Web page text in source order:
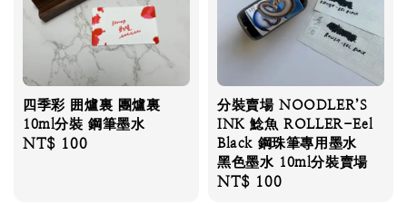
四季彩 囲爐裏 團爐裏
10ml分裝 鋼筆墨水
Regular
NT$ 100
分裝賣場 NOODLER’S
INK 鯰魚 ROLLER-Eel
Black 鋼珠筆專用墨水
黑色墨水 10ml分裝賣場
Regular
NT$ 100